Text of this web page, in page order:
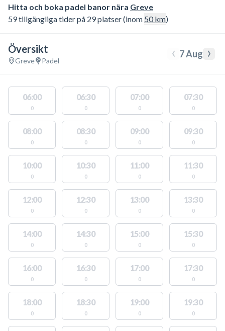
Hitta och boka padel banor nära Greve
59 tillgängliga tider på 29 platser (inom 50km)
Översikt
Greve Padel ‹ 7 Aug ›
06:00
0
06:30
0
07:00
0
07:30
0
08:00
0
08:30
0
09:00
0
09:30
0
10:00
0
10:30
0
11:00
0
11:30
0
12:00
0
12:30
0
13:00
0
13:30
0
14:00
0
14:30
0
15:00
0
15:30
0
16:00
0
16:30
0
17:00
0
17:30
0
18:00
0
18:30
0
19:00
0
19:30
0